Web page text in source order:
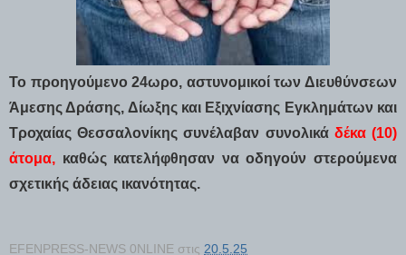
Το προηγούμενο 24ωρο, αστυνομικοί των Διευθύνσεων
Άμεσης Δράσης, Δίωξης και Εξιχνίασης Εγκλημάτων και
Τροχαίας Θεσσαλονίκης συνέλαβαν συνολικά δέκα (10)
άτομα, καθώς κατελήφθησαν να οδηγούν στερούμενα
σχετικής άδειας ικανότητας.
EFENPRESS-NEWS 0NLINE στις 20.5.25